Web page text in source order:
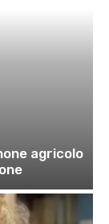
agricolo